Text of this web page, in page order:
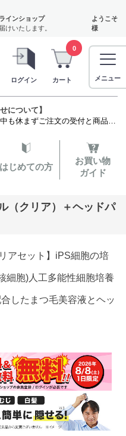
インショップ
けいたします。
ようこそ
様
ログイン
0
カート メニュー
について】
オンラインショップは、お盆期間中も休まずご注文の受付と商品の発送をいたします。ただし、発毛剤（第1類医薬品）に関しましては、質問票を確認する薬剤師がお休みをいただくため商品のお申し込みから発送までお時間を要します。お客様には大変ご迷惑をお掛けいたしますが、よろしくお願い申し上げます。
はじめての方
お買い物
ガイド
（クリア）＋ヘッドパ
アセット】iPS細胞の培
細胞)人工多能性細胞培養
したまつ毛美容液とヘッ